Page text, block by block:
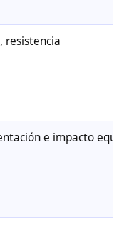
resistencia
e impacto